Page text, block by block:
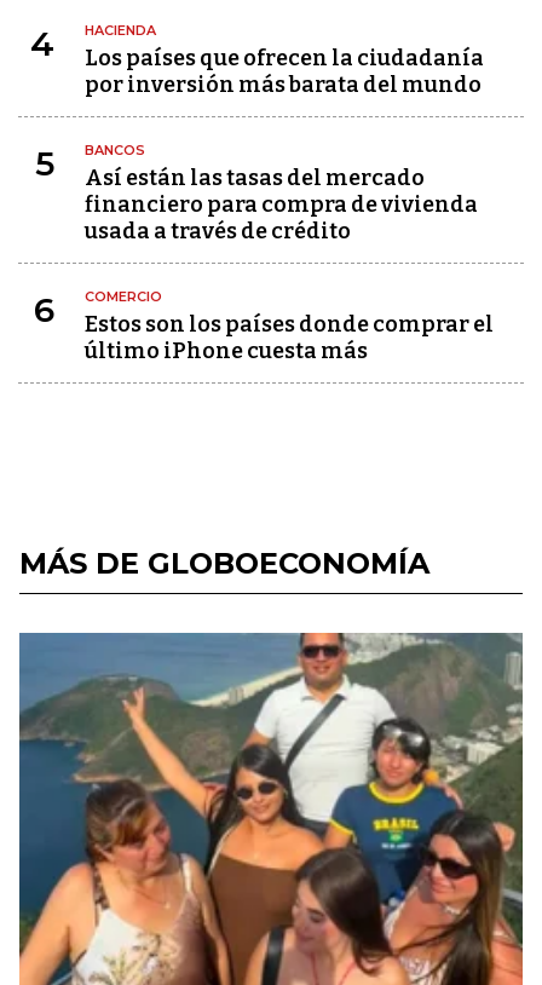
4 HACIENDA
Los países que ofrecen la ciudadanía
por inversión más barata del mundo
5 BANCOS
Así están las tasas del mercado
financiero para compra de vivienda
usada a través de crédito
6 COMERCIO
Estos son los países donde comprar el
último iPhone cuesta más
MÁS DE GLOBOECONOMÍA